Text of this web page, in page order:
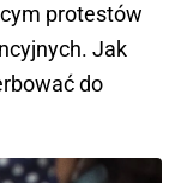
protestów
Jak
do